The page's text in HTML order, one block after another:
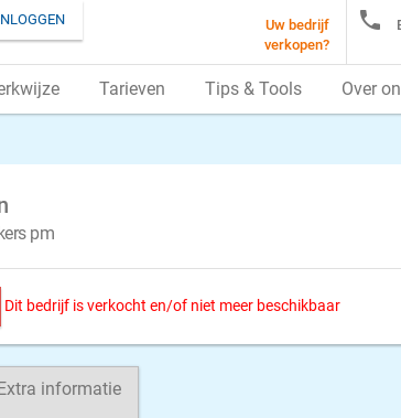
pm
Dit bedrijf is verkocht en/of niet meer beschikbaar
informatie
Uw bedrijf
verkopen?

Tarieven Tips & Tools Over